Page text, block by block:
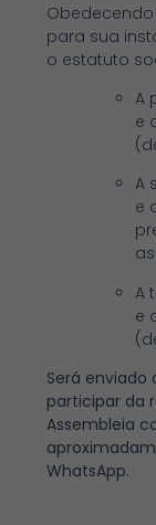
Obedecendo
para sua
o estatuto
A
e
A
e
A
e
Será enviado
participar da
Assembleia
WhatsApp.